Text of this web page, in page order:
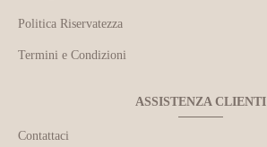
Politica Riservatezza
Termini e Condizioni
ASSISTENZA CLIENTI
Contattaci